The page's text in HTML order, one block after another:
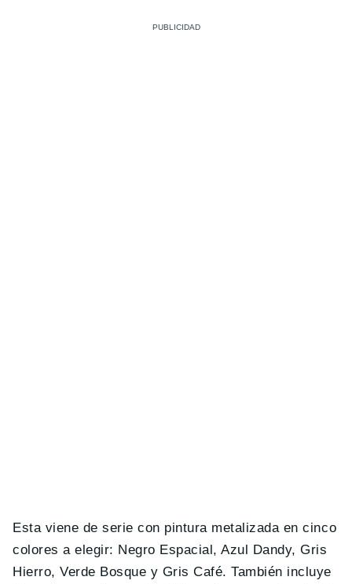
Esta viene de serie con pintura metalizada en cinco
colores a elegir: Negro Espacial, Azul Dandy, Gris
Hierro, Verde Bosque y Gris Café. También incluye